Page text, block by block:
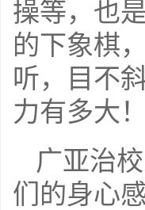
操等，也
的下象棋
听，目不
力有多大！
广亚治
们的身心